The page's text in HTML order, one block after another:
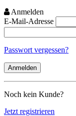
Anmelden
E-Mail-Adresse
Passwort vergessen?
Noch kein Kunde?
Jetzt registrieren